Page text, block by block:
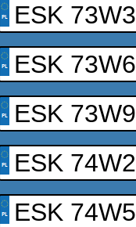
ESK 73W3
ESK 73W6
ESK 73W9
ESK 74W2
ESK 74W5